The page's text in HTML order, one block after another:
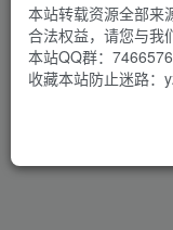
本站转载资源全部来
合法权益，请您与我
本站QQ群：
收藏本站防止迷路：